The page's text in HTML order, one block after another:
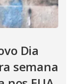
Dia
semana